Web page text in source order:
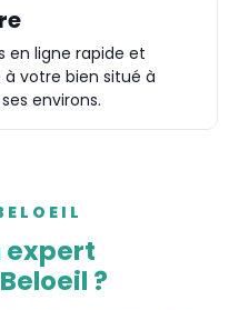
en ligne rapide et
votre bien situé à
environs.
expert
?